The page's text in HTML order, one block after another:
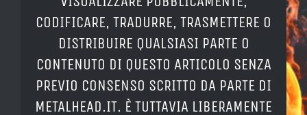
CODIFICARE, TRADURRE, TRASMETTERE O
DISTRIBUIRE QUALSIASI PARTE O
CONTENUTO DI QUESTO ARTICOLO SENZA
PREVIO CONSENSO SCRITTO DA PARTE DI
METALHEAD.IT. È TUTTAVIA LIBERAMENTE